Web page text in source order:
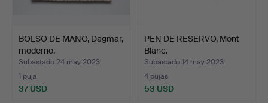
BOLSO DE MANO, Dagmar,
moderno.
Subastado 24 may 2023
1 puja
37 USD
PEN DE RESERVO, Mont
Blanc.
Subastado 14 may 2023
4 pujas
53 USD